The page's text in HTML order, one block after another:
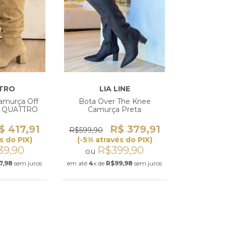
Off
417,91
do PIX)
sem juros
LIA LINE
Bota Over The Knee
Camurça Preta
R$599,90 R$ 379,91
(-5% através do PIX)
ou R$399,90
em até4x de R$99,98 sem juros